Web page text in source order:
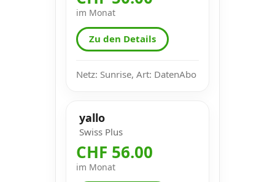
im Monat
Zu den Details
Netz: Sunrise, Art: DatenAbo
yallo
Swiss Plus
CHF 56.00
im Monat